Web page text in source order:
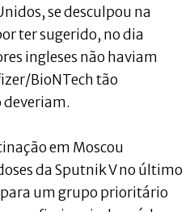
se desculpou na
ter sugerido, no dia
ingleses não haviam
BioNTech tão
em Moscou
da Sputnik V no último
um grupo prioritário